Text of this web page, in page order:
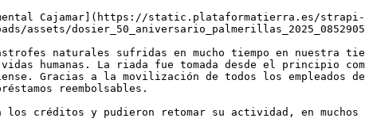
Cajamar](https://static.plataformatierra.es/strapi-
naturales sufridas en mucho tiempo en nuestra
vidas humanas. La riada fue tomada desde el
Gracias a la movilización de todos los empleados
reembolsables.
los créditos y pudieron retomar su actividad, en